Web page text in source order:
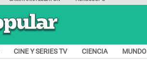
CINE Y SERIES TV CIENCIA MUNDO